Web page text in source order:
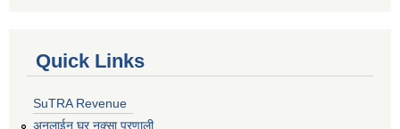
Quick Links
SuTRA Revenue
अनलाईन घर नक्सा प्रणाली